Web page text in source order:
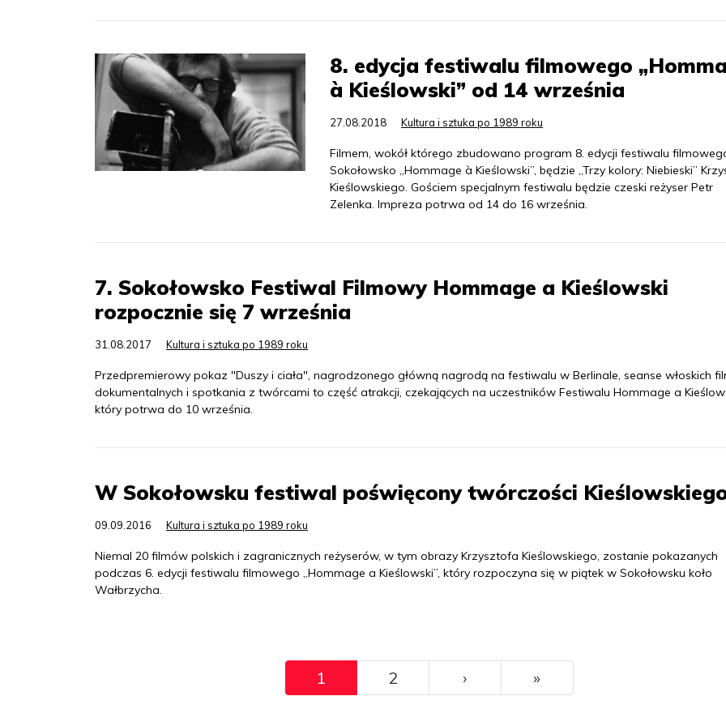
8. edycja festiwalu filmowego
à Kieślowski” od 14 września
27.08.2018 Kultura i sztuka po 1989 roku
Filmem, wokół którego zbudowano program 8. edycji festiwalu
Sokołowsko „Hommage à Kieślowski”, będzie „Trzy kolory: Niebieski”
Kieślowskiego. Gościem specjalnym festiwalu będzie czeski reżyser Petr
Zelenka. Impreza potrwa od 14 do 16 września.
7. Sokołowsko Festiwal Filmowy Hommage a Kieślowski
rozpocznie się 7 września
31.08.2017 Kultura i sztuka po 1989 roku
Przedpremierowy pokaz "Duszy i ciała", nagrodzonego główną nagrodą na festiwalu w Berlinale, seanse włoskich
dokumentalnych i spotkania z twórcami to część atrakcji, czekających na uczestników Festiwalu Hommage a
który potrwa do 10 września.
W Sokołowsku festiwal poświęcony twórczości
09.09.2016 Kultura i sztuka po 1989 roku
Niemal 20 filmów polskich i zagranicznych reżyserów, w tym obrazy Krzysztofa Kieślowskiego, zostanie pokazanych
podczas 6. edycji festiwalu filmowego „Hommage a Kieślowski”, który rozpoczyna się w piątek w Sokołowsku koło
Wałbrzycha.
1 2 ››› »Ostatni